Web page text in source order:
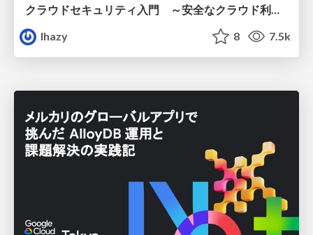
クラウドセキュリティ入門 ～安全なクラウド利用のための基礎知識～
lhazy
8 7.5k